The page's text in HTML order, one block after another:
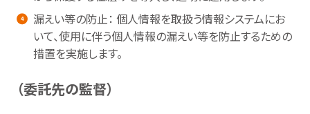
漏えい等の防止： 個人情報を取扱う情報システムにお
いて、使用に伴う個人情報の漏えい等を防止するための
措置を実施します。
（委託先の監督）